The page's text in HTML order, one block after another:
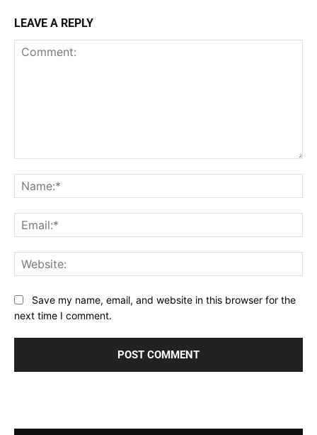
LEAVE A REPLY
Save my name, email, and website in this browser for the
next time I comment.